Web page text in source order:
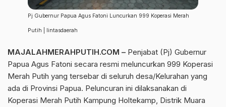
Pj Gubernur Papua Agus Fatoni Luncurkan 999 Koperasi Merah
Putih | lintasdaerah
MAJALAHMERAHPUTIH.COM – Penjabat (Pj) Gubernur
Papua Agus Fatoni secara resmi meluncurkan 999 Koperasi
Merah Putih yang tersebar di seluruh desa/Kelurahan yang
ada di Provinsi Papua. Peluncuran ini dilaksanakan di
Koperasi Merah Putih Kampung Holtekamp, Distrik Muara